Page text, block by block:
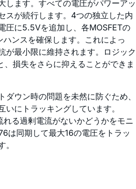
します。すべての電圧がパワーアッ
スが続行します。4つの独立した内
圧に5.5Vを追加し、各MOSFETの
ンスを確保します。これによっ
が最小限に維持されます。ロジック
、損失をさらに抑えることができま
ダウン時の問題を未然に防ぐため、
にトラッキングしています。
る過剰電流がないかどうかをモニ
は同期して最大16の電圧をトラッ